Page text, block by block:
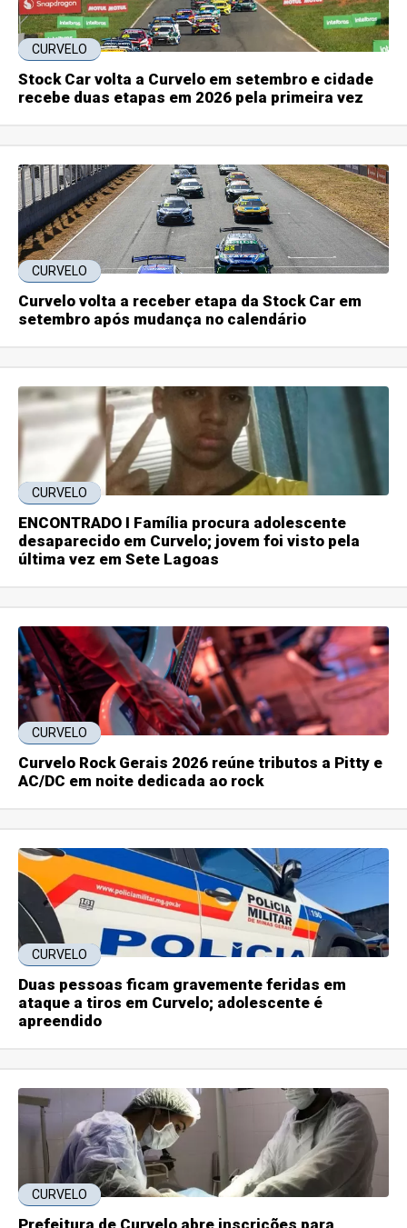
CURVELO
Stock Car volta a Curvelo em setembro e cidade
recebe duas etapas em 2026 pela primeira vez
CURVELO
Curvelo volta a receber etapa da Stock Car em
setembro após mudança no calendário
CURVELO
ENCONTRADO I Família procura adolescente
desaparecido em Curvelo; jovem foi visto pela
última vez em Sete Lagoas
CURVELO
Curvelo Rock Gerais 2026 reúne tributos a Pitty e
AC/DC em noite dedicada ao rock
CURVELO
Duas pessoas ficam gravemente feridas em
ataque a tiros em Curvelo; adolescente é
apreendido
CURVELO